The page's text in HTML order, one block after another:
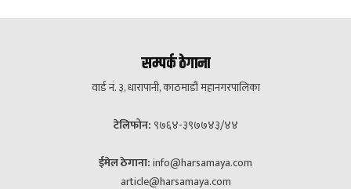
सम्पर्क ठेगाना
वार्ड नं. ३, धारापानी, काठमाडौं महानगरपालिका
टेलिफोन: ९७६४-३९७७४३/४४
ईमेल ठेगाना:info@harsamaya.com
article@harsamaya.com